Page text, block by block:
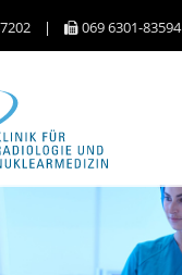
| 069 6301-​83594